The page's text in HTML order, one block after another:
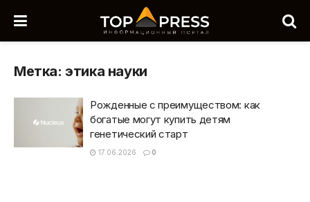
Метка:этика науки
Рожденные с преимуществом: как
богатые могут купить детям
генетический старт
17.06.2026 0